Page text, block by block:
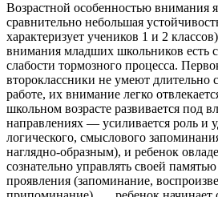
Возрастной особенностью внимания
сравнительно небольшая
характеризует учеников 1 и 2
внимания младших школьников есть
слабости тормозного процесса.
второклассники не умеют длительно
работе, их внимание легко
школьном возрасте развивается под
направлениях — усиливается роль и
логического, смыслового
наглядно-образным), и ребенок
сознательно управлять своей
проявления (запоминание,